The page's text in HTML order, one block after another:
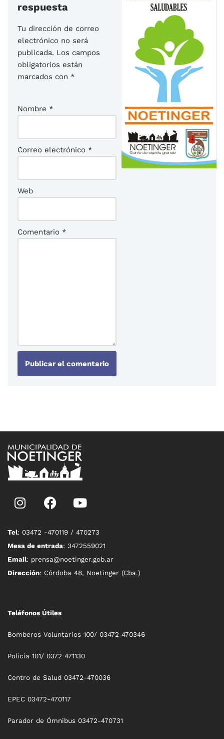
respuesta
Tu dirección de correo
electrónico no será
publicada. Los campos
obligatorios están
marcados con *
Nombre *
Correo electrónico *
Web
Comentario *
Tel: 03472 -470119 / 470273
Mesa de entrada: 3472559021
Email: prensa@noetinger.gob.ar
Dirección: Córdoba 48, Noetinger (Cba.)
Teléfonos Útiles
Bomberos Voluntarios 100/ 03472 470346
Policía 101/ 0372 471130
Centro de Salud 03472-470036
EPEC 03472-470117
Parador de Ómnibus 03472-470731